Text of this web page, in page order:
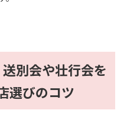
別会や壮行会を
選びのコツ